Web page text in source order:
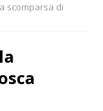
scomparsa di